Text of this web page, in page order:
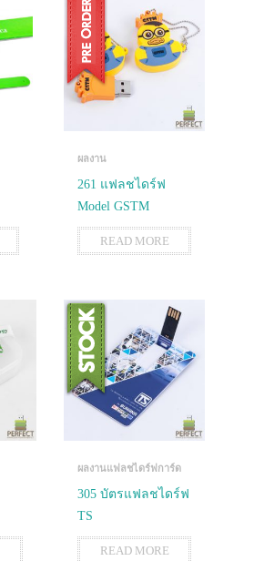
ผลงาน
261 แฟลชไดร์ฟ
Model GSTM
READ MORE
ผลงานแฟลชไดร์ฟการ์ด
305 บัตรแฟลชไดร์ฟ
TS
READ MORE